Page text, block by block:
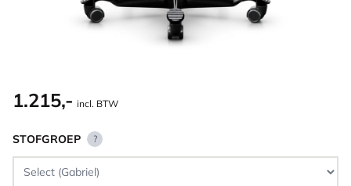
1.215,- incl. BTW
STOFGROEP ?